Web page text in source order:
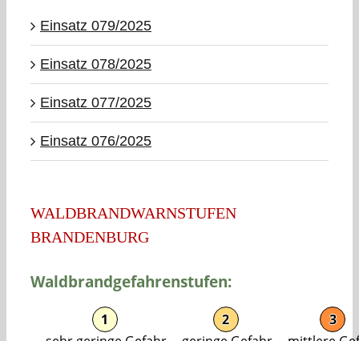
Einsatz 079/2025
Einsatz 078/2025
Einsatz 077/2025
Einsatz 076/2025
WALDBRANDWARNSTUFEN
BRANDENBURG